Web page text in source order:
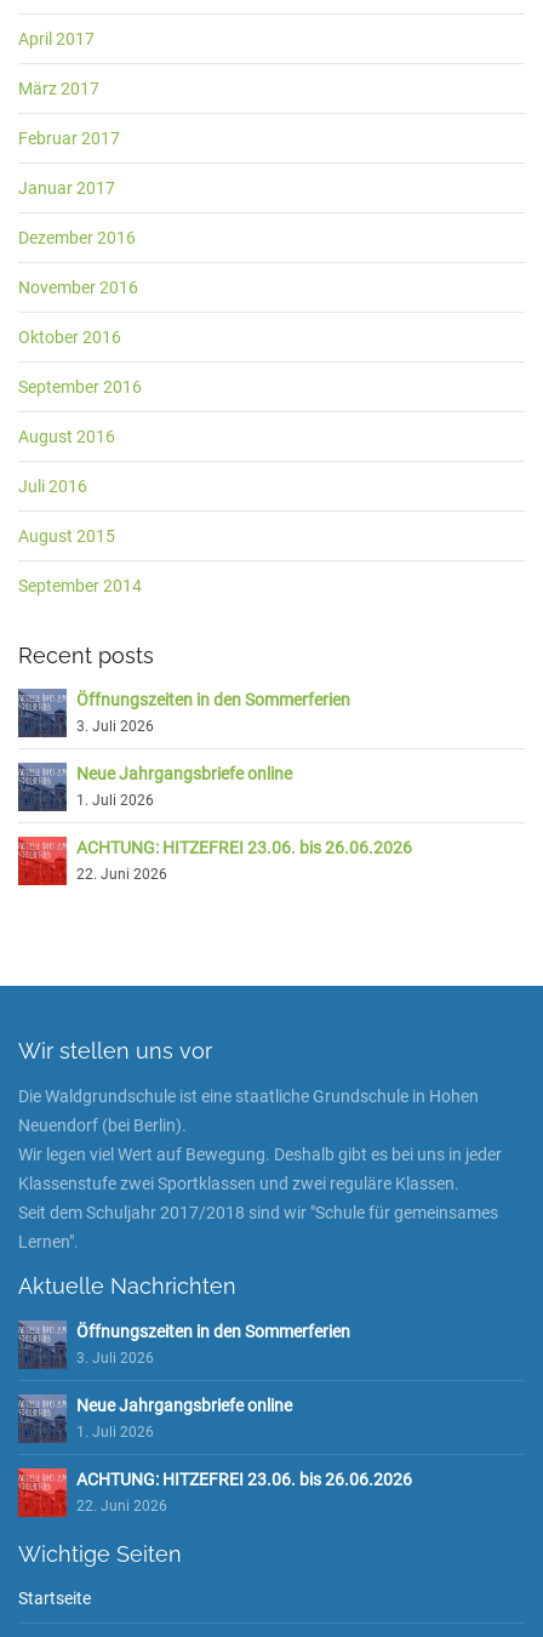
April 2017
März 2017
Februar 2017
Januar 2017
Dezember 2016
November 2016
Oktober 2016
September 2016
August 2016
Juli 2016
August 2015
September 2014
Recent posts
Öffnungszeiten in den Sommerferien
3. Juli 2026
Neue Jahrgangsbriefe online
1. Juli 2026
ACHTUNG: HITZEFREI 23.06. bis 26.06.2026
22. Juni 2026
Wir stellen uns vor
Die Waldgrundschule ist eine staatliche Grundschule in Hohen
Neuendorf (bei Berlin).
Wir legen viel Wert auf Bewegung. Deshalb gibt es bei uns in jeder
Klassenstufe zwei Sportklassen und zwei reguläre Klassen.
Seit dem Schuljahr 2017/2018 sind wir "Schule für gemeinsames
Lernen".
Aktuelle Nachrichten
Öffnungszeiten in den Sommerferien
3. Juli 2026
Neue Jahrgangsbriefe online
1. Juli 2026
ACHTUNG: HITZEFREI 23.06. bis 26.06.2026
22. Juni 2026
Wichtige Seiten
Startseite